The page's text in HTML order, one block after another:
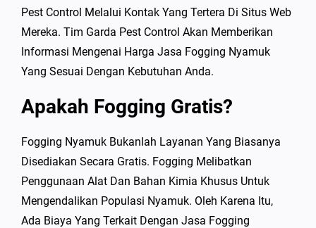
Pest Control Melalui Kontak Yang Tertera Di Situs Web
Mereka. Tim Garda Pest Control Akan Memberikan
Informasi Mengenai Harga Jasa Fogging Nyamuk
Yang Sesuai Dengan Kebutuhan Anda.
Apakah Fogging Gratis?
Fogging Nyamuk Bukanlah Layanan Yang Biasanya
Disediakan Secara Gratis. Fogging Melibatkan
Penggunaan Alat Dan Bahan Kimia Khusus Untuk
Mengendalikan Populasi Nyamuk. Oleh Karena Itu,
Ada Biaya Yang Terkait Dengan Jasa Fogging